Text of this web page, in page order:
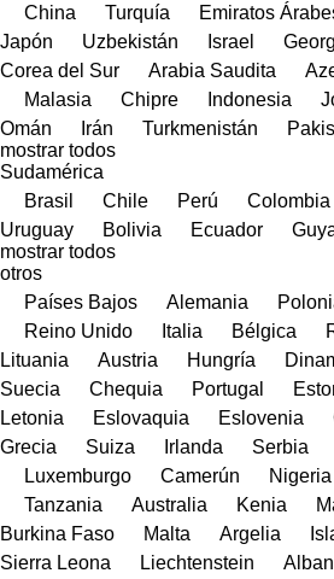
China
Turquía Emiratos
Japón
Uzbekistán Israel
Corea del Sur
Arabia Saudita
Malasia
Chipre Indonesia
Omán
Irán Turkmenistán
mostrar todos
Sudamérica
Brasil
Chile Perú Colombia
Uruguay
Bolivia Ecuador
mostrar todos
otros
Países Bajos
Alemania
Reino Unido
Italia Bélgica
Lituania
Austria Hungría
Suecia
Chequia Portugal
Letonia
Eslovaquia Eslovenia
Grecia
Suiza Irlanda Serbia
Luxemburgo
Camerún Nigeria
Tanzania
Australia Kenia
Burkina Faso
Malta Argelia
Sierra Leona
Liechtenstein